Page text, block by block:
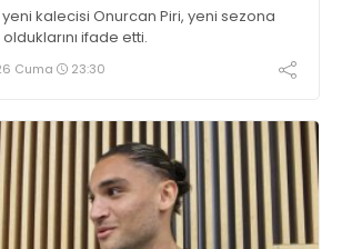
kalecisi Onurcan Piri, yeni sezona
ifade etti.
Cuma 23:30